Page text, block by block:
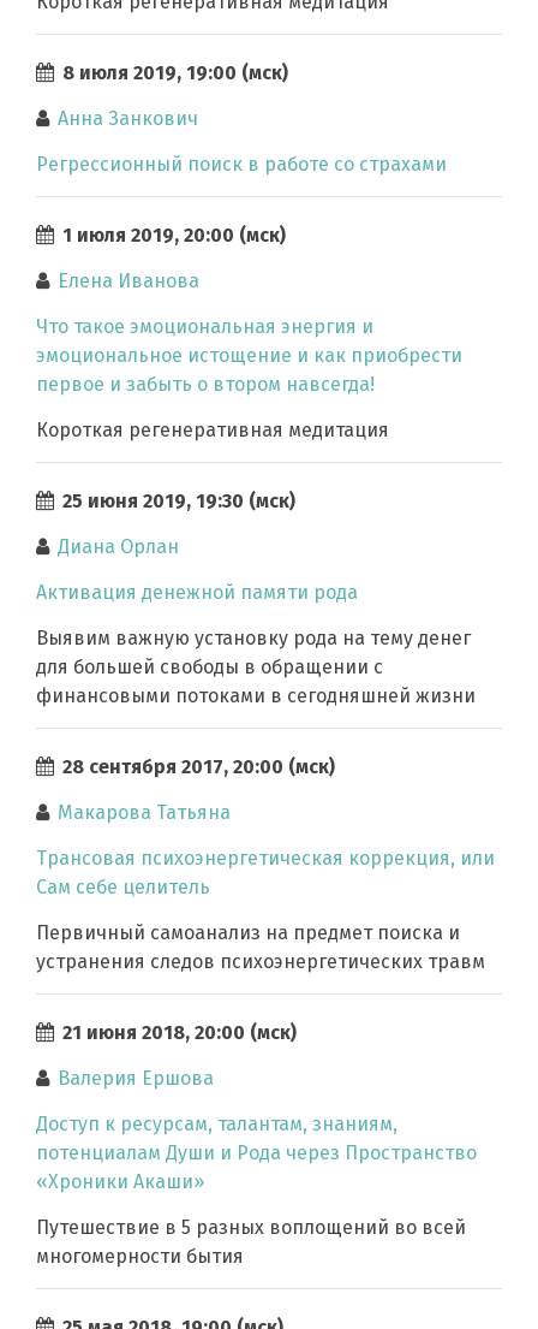
8 июля 2019, 19:00 (мск)
Анна Занкович
Регрессионный поиск в работе со страхами
1 июля 2019, 20:00 (мск)
Елена Иванова
Что такое эмоциональная энергия и
эмоциональное истощение и как приобрести
первое и забыть о втором навсегда!
Короткая регенеративная медитация
25 июня 2019, 19:30 (мск)
Диана Орлан
Активация денежной памяти рода
Выявим важную установку рода на тему денег
для большей свободы в обращении с
финансовыми потоками в сегодняшней жизни
28 сентября 2017, 20:00 (мск)
Макарова Татьяна
Трансовая психоэнергетическая коррекция, или
Сам себе целитель
Первичный самоанализ на предмет поиска и
устранения следов психоэнергетических травм
21 июня 2018, 20:00 (мск)
Валерия Ершова
Доступ к ресурсам, талантам, знаниям,
потенциалам Души и Рода через Пространство
«Хроники Акаши»
Путешествие в 5 разных воплощений во всей
многомерности бытия